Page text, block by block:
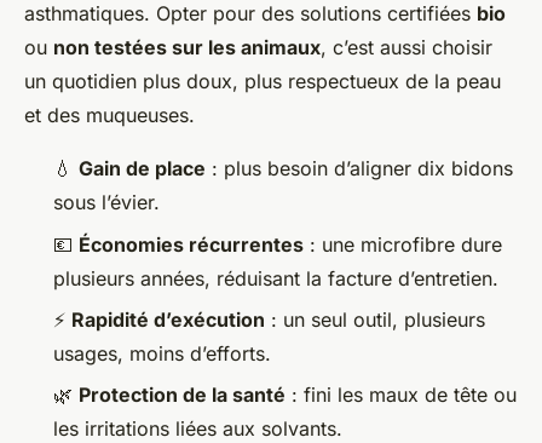
asthmatiques. Opter pour des solutions certifiées bio
ou non testées sur les animaux, c’est aussi choisir
un quotidien plus doux, plus respectueux de la peau
et des muqueuses.
💧 Gain de place : plus besoin d’aligner dix bidons
sous l’évier.
💶 Économies récurrentes : une microfibre dure
plusieurs années, réduisant la facture d’entretien.
⚡ Rapidité d’exécution : un seul outil, plusieurs
usages, moins d’efforts.
🌿 Protection de la santé : fini les maux de tête ou
les irritations liées aux solvants.